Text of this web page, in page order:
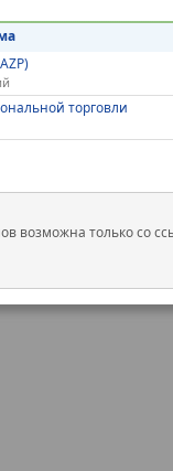
торговли
возможна только со